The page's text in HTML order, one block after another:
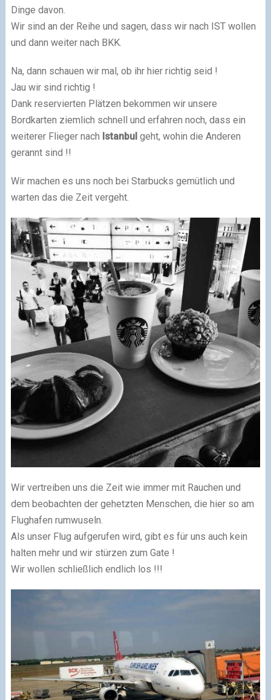
Dinge davon.
Wir sind an der Reihe und sagen, dass wir nach IST wollen
und dann weiter nach BKK.
Na, dann schauen wir mal, ob ihr hier richtig seid !
Jau wir sind richtig !
Dank reservierten Plätzen bekommen wir unsere
Bordkarten ziemlich schnell und erfahren noch, dass ein
weiterer Flieger nach Istanbulgeht, wohin die Anderen
gerannt sind !!
Wir machen es uns noch bei Starbucks gemütlich und
warten das die Zeit vergeht.
Wir vertreiben uns die Zeit wie immer mit Rauchen und
dem beobachten der gehetzten Menschen, die hier so am
Flughafen rumwuseln.
Als unser Flug aufgerufen wird, gibt es für uns auch kein
halten mehr und wir stürzen zum Gate !
Wir wollen schließlich endlich los !!!